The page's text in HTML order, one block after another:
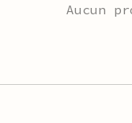
Aucun